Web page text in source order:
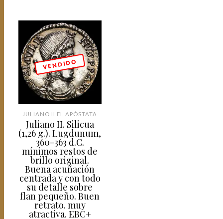
V E N D I D O
JULIANO II EL APÓSTATA
Juliano II. Silicua
(1,26 g.). Lugdunum,
360-363 d.C.
mínimos restos de
brillo original.
Buena acuñación
centrada y con todo
su detalle sobre
flan pequeño. Buen
retrato. muy
atractiva. EBC+